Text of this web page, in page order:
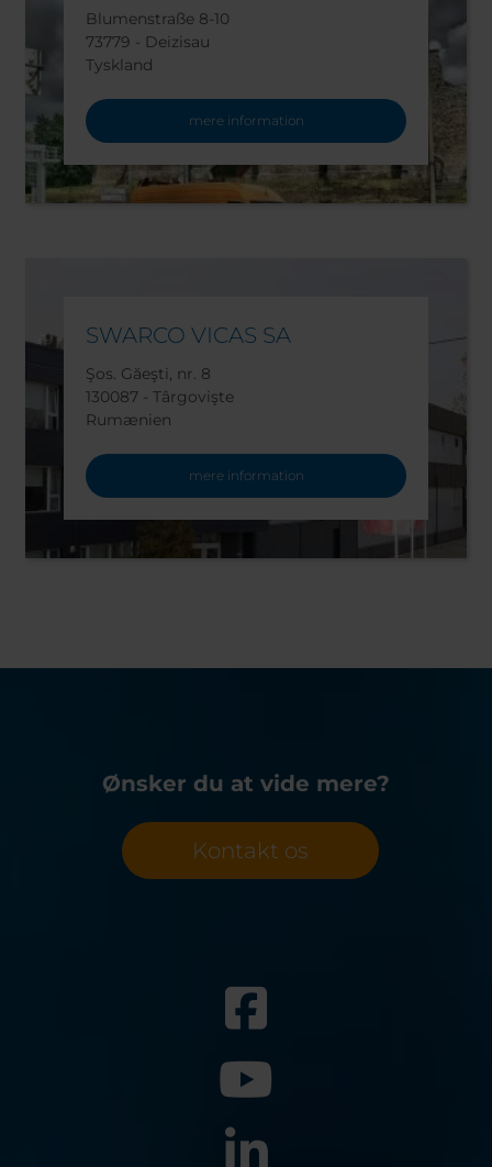
Blumenstraße 8-10
73779 - Deizisau
Tyskland
mere information
SWARCO VICAS SA
Şos. Găeşti, nr. 8
130087 - Târgovişte
Rumænien
mere information
Ønsker du at vide mere?
Kontakt os